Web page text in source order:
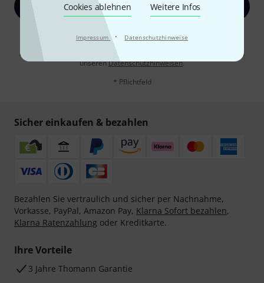
Cookies ablehnen Weitere Infos
Impressum · Datenschutzhinweise
Jetzt anmelden
Mit Klick auf „Jetzt anmelden“ stimmen Sie dem Erhalt von E-Mail-
Werbung und einer Messung des E-Mail-Nutzungsverhaltens zu. Die
Abmeldung ist jederzeit möglich. Weitere Informationen finden Sie in
unserenDatenschutzhinweisen.
* Pflichtfeld
Sicher einkaufen & bezahlen
Bezahlen Sie vertraulich und sicher per Nachnahme,
Vorkasse, PayPal, Amazon Pay, Klarna Sofort bezahlen,
Klarna Ratenzahlung oder Kreditkarte.
Ihre Vorteile
3 Jahre Thomann Garantie